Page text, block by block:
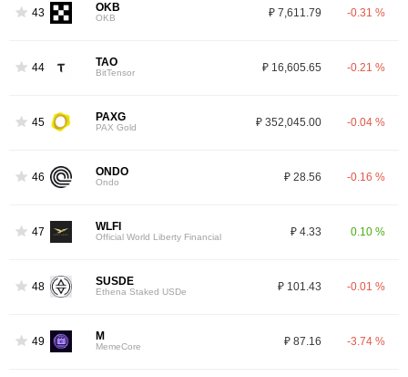
43 OKB
OKB ₽ 7,611.79 -0.31 %
44 TAO
BitTensor ₽ 16,605.65 -0.21 %
45 PAXG
PAX Gold ₽ 352,045.00 -0.04 %
46 ONDO
Ondo ₽ 28.56 -0.16 %
47 WLFI
Official World Liberty Financial ₽ 4.33 0.10 %
48 SUSDE
Ethena Staked USDe ₽ 101.43 -0.01 %
49 M
MemeCore ₽ 87.16 -3.74 %